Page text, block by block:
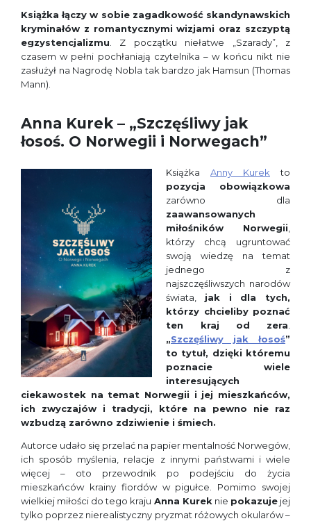
Książka łączy w sobie zagadkowość skandynawskich
kryminałów z romantycznymi wizjami oraz szczyptą
egzystencjalizmu . Z początku niełatwe „Szarady”, z
czasem w pełni pochłaniają czytelnika – w końcu nikt nie
zasłużył na Nagrodę Nobla tak bardzo jak Hamsun (Thomas
Mann).
Anna Kurek – „Szczęśliwy jak
łosoś. O Norwegii i Norwegach”
Książka Anny Kurek to
pozycja obowiązkowa
zarówno dla
zaawansowanych
miłośników Norwegii
którzy chcą ugruntować
swoją wiedzę na temat
jednego z
najszczęśliwszych narodów
świata, jak i dla tych,
którzy chcieliby poznać
ten kraj od
zera
„Szczęśliwy jak łosoś”
to tytuł, dzięki któremu
poznacie wiele
interesujących
ciekawostek na temat Norwegii i jej mieszkańców,
ich zwyczajów i tradycji, które na pewno nie raz
wzbudzą zarówno zdziwienie i śmiech.
Autorce udało się przelać na papier mentalność Norwegów,
ich sposób myślenia, relacje z innymi państwami i wiele
więcej – oto przewodnik po podejściu do życia
mieszkańców krainy fiordów w pigułce. Pomimo swojej
wielkiej miłości do tego kraju Anna Kurek nie pokazujejej
tylko poprzez nierealistyczny pryzmat różowych okularów –